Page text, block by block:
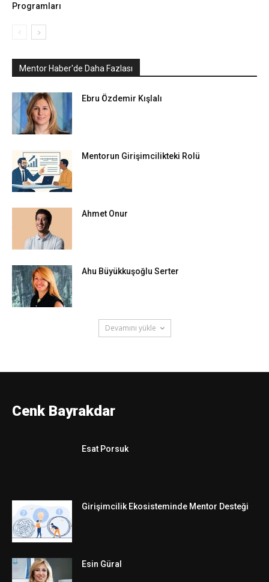
Programları
Mentor Haber'de Daha Fazlası
Ebru Özdemir Kışlalı
Mentorun Girişimcilikteki Rolü
Ahmet Onur
Ahu Büyükkuşoğlu Serter
Devamını yükle
Cenk Bayrakdar
Esat Porsuk
Girişimcilik Ekosisteminde Mentor Desteği
Esin Güral